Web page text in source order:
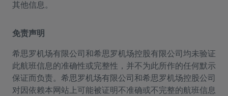
其他信息。
免责声明
希思罗机场有限公司和希思罗机场控股有限公司均未验证
此航班信息的准确性或完整性，并不为此所作的任何默示
保证而负责。希思罗机场有限公司和希思罗机场控股公司
对因依赖本网站上可能被证明不准确或不完整的航班信息